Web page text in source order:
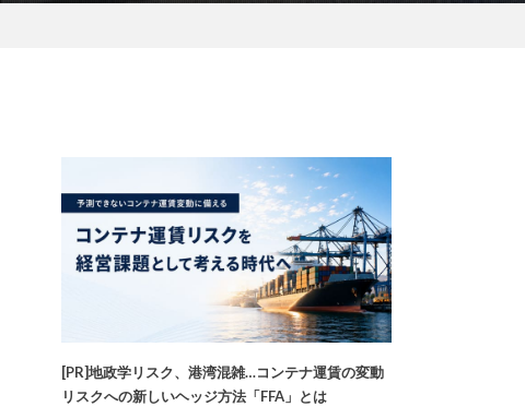
[PR]地政学リスク、港湾混雑…コンテナ運賃の変動
リスクへの新しいヘッジ方法「FFA」とは